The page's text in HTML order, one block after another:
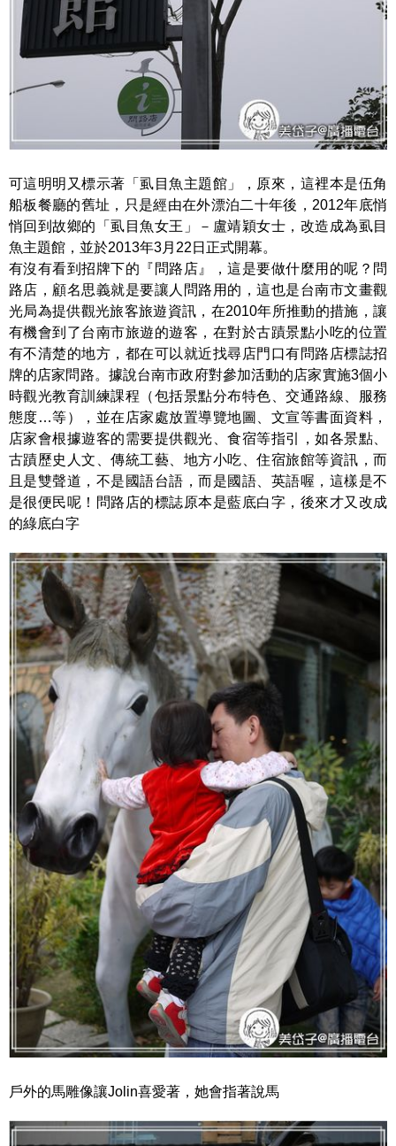
可這明明又標示著「虱目魚主題館」，原來，這裡本是伍角
船板餐廳的舊址，只是經由在外漂泊二十年後，2012年底悄
悄回到故鄉的「虱目魚女王」－盧靖穎女士，改造成為虱目
魚主題館，並於2013年3月22日正式開幕。
有沒有看到招牌下的『問路店』，這是要做什麼用的呢？問
路店，顧名思義就是要讓人問路用的，這也是台南市文畫觀
光局為提供觀光旅客旅遊資訊，在2010年所推動的措施，讓
有機會到了台南市旅遊的遊客，在對於古蹟景點小吃的位置
有不清楚的地方，都在可以就近找尋店門口有問路店標誌招
牌的店家問路。據說台南市政府對參加活動的店家實施3個小
時觀光教育訓練課程（包括景點分布特色、交通路線、服務
態度…等），並在店家處放置導覽地圖、文宣等書面資料，
店家會根據遊客的需要提供觀光、食宿等指引，如各景點、
古蹟歷史人文、傳統工藝、地方小吃、住宿旅館等資訊，而
且是雙聲道，不是國語台語，而是國語、英語喔，這樣是不
是很便民呢！問路店的標誌原本是藍底白字，後來才又改成
的綠底白字
戶外的馬雕像讓Jolin喜愛著，她會指著說馬